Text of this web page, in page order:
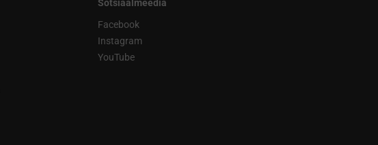
Sotsiaalmeedia
Facebook
Instagram
YouTube